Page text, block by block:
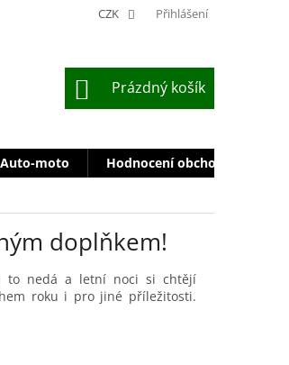
CZK Přihlášení
NÁKUPNÍ
KOŠÍK
Prázdný košík
Auto-moto Hodnocení obchodu
doplňkem!
to nedá a letní noci si chtějí
roku i pro jiné příležitosti.